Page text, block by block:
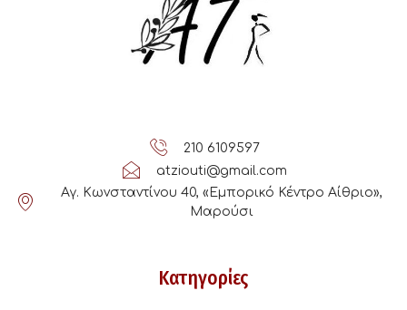
210 6109597
atziouti@gmail.com
Αγ. Κωνσταντίνου 40, «Εμπορικό Κέντρο Αίθριο»,
Μαρούσι
Κατηγορίες